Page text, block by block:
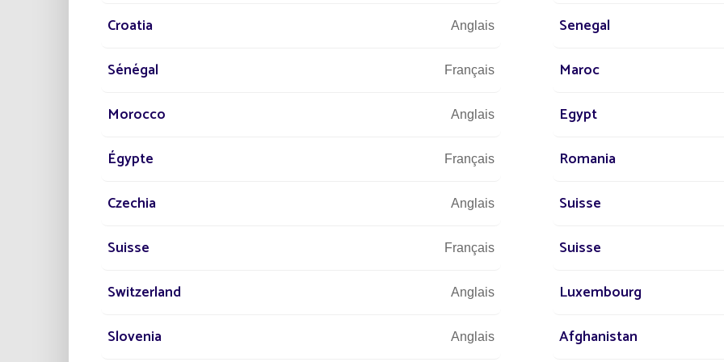
Croatia Anglais Senegal
Sénégal Français Maroc
Morocco Anglais Egypt
Égypte Français Romania
Czechia Anglais Suisse
Suisse Français Suisse
Switzerland Anglais Luxembourg
Slovenia Anglais Afghanistan